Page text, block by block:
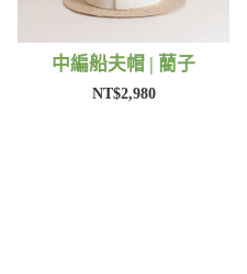
中編船夫帽 | 藺子
NT$2,980